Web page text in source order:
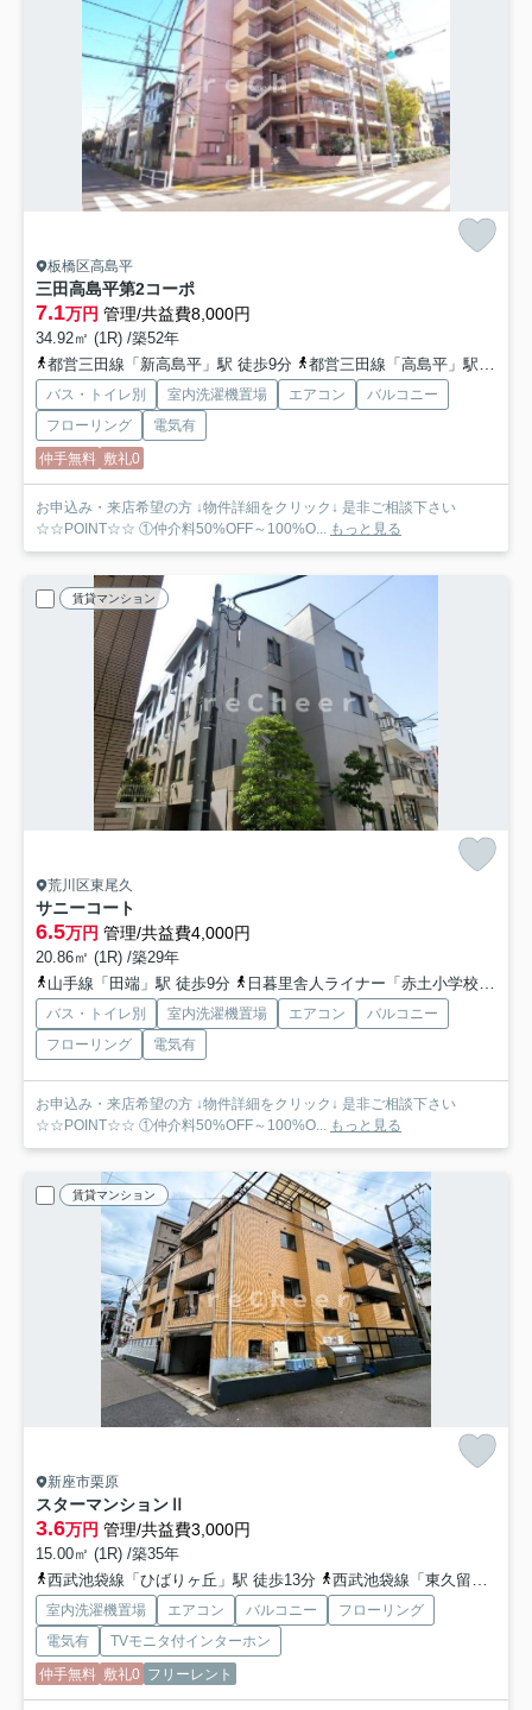
板橋区高島平
三田高島平第2コーポ
7.1万円 管理/共益費8,000円
34.92㎡ (1R) /築52年
都営三田線「新高島平」駅 徒歩9分
都営三田線「高島平」駅 徒歩17分
バス・トイレ別 室内洗濯機置場 エアコン
バルコニー
フローリング
電気有
仲手無料 敷礼0
お申込み・来店希望の方 ↓物件詳細をクリック↓ 是非ご相談下さい
☆☆POINT☆☆ ①仲介料50%OFF～100%O...
もっと見る
賃貸マンション
荒川区東尾久
サニーコート
6.5万円 管理/共益費4,000円
20.86㎡ (1R) /築29年
山手線「田端」駅 徒歩9分
日暮里舎人ライナー「赤土小学校前」駅 徒歩7分
バス・トイレ別 室内洗濯機置場 エアコン
バルコニー
フローリング
電気有
お申込み・来店希望の方 ↓物件詳細をクリック↓ 是非ご相談下さい
☆☆POINT☆☆ ①仲介料50%OFF～100%O...
もっと見る
賃貸マンション
新座市栗原
スターマンションⅡ
3.6万円 管理/共益費3,000円
15.00㎡ (1R) /築35年
西武池袋線「ひばりヶ丘」駅 徒歩13分
西武池袋線「東久留米」駅 徒歩20分
室内洗濯機置場 エアコン バルコニー
フローリング
電気有
TVモニタ付インターホン
仲手無料 敷礼0 フリーレント